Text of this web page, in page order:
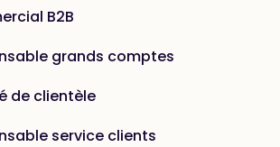
B2B
grands comptes
de clientèle
service clients